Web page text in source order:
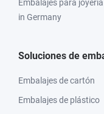
Embalajes para
in Germany
Soluciones de
Embalajes de cartón
Embalajes de plástico